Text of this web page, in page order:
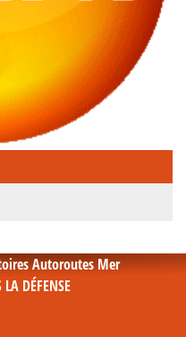
Autoroutes Mer
DÉFENSE